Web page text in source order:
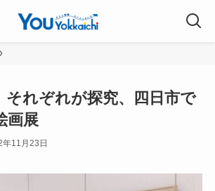
それぞれが探究、四日市で
画展
年11月23日